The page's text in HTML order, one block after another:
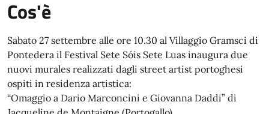
Cos'è
Sabato 27 settembre alle ore 10.30 al Villaggio Gramsci di
Pontedera il Festival Sete Sóis Sete Luas inaugura due
nuovi murales realizzati dagli street artist portoghesi
ospiti in residenza artistica:
“Omaggio a Dario Marconcini e Giovanna Daddi” di